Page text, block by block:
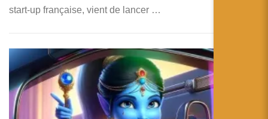
start-up française, vient de lancer …